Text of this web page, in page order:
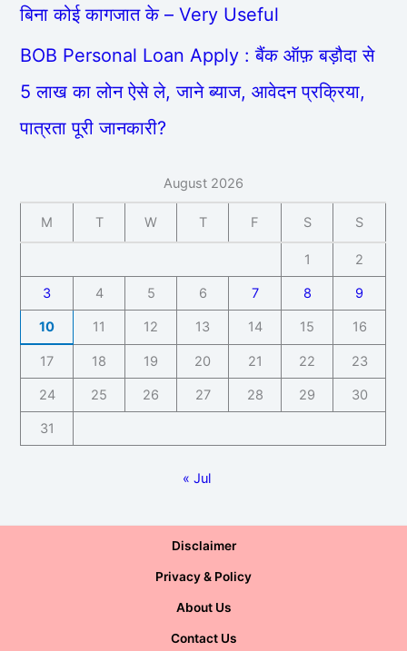
बिना कोई कागजात के – Very Useful
BOB Personal Loan Apply : बैंक ऑफ़ बड़ौदा से
5 लाख का लोन ऐसे ले, जाने ब्याज, आवेदन प्रक्रिया,
पात्रता पूरी जानकारी?
August 2026
M T W T F S S
1 2
3 4 5 6 7 8 9
10 11 12 13 14 15 16
17 18 19 20 21 22 23
24 25 26 27 28 29 30
31
« Jul
Disclaimer
Privacy & Policy
About Us
Contact Us